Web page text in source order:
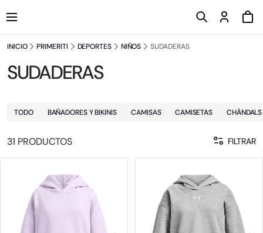
INICIO PRIMERITI DEPORTES NIÑOS SUDADERAS
SUDADERAS
TODO BAÑADORES Y BIKINIS CAMISAS CAMISETAS CHÁNDALS
31 PRODUCTOS FILTRAR